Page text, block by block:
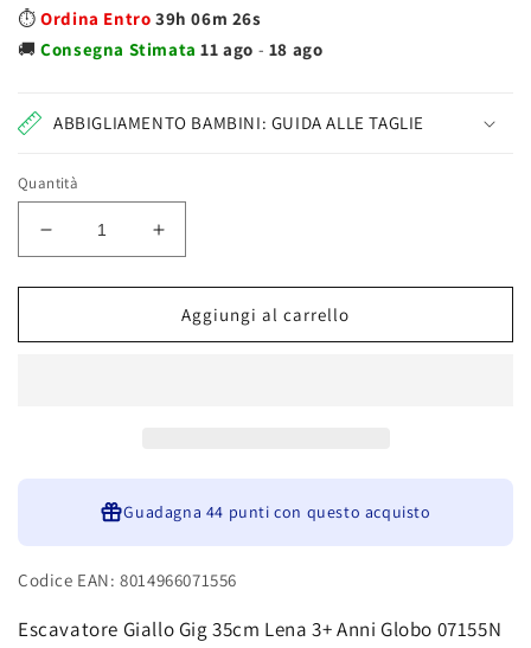
⏱️Ordina Entro 39h 06m 26s
🚚Consegna Stimata11 ago - 18 ago
ABBIGLIAMENTO BAMBINI: GUIDA ALLE TAGLIE
Quantità
Diminuisci
quantità
per
Giallo
07155N
Aumenta
quantità
per
Escavatore
Giallo
07155N
Aggiungi al carrello
Guadagna 44 punti con questo acquisto
Codice EAN: 8014966071556
Escavatore Giallo Gig 35cm Lena 3+ Anni Globo 07155N